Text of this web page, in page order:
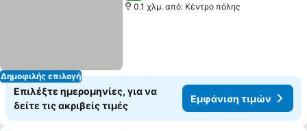
Δημοφιλής επιλογή
0.1 χλμ. από: Κέντρο πόλης
Επιλέξτε ημερομηνίες, για να
δείτε τις ακριβείς τιμές
Εμφάνιση τιμών